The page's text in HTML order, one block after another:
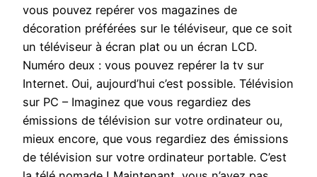
vous pouvez repérer vos magazines de
décoration préférées sur le téléviseur, que ce soit
un téléviseur à écran plat ou un écran LCD.
Numéro deux : vous pouvez repérer la tv sur
Internet. Oui, aujourd’hui c’est possible. Télévision
sur PC – Imaginez que vous regardiez des
émissions de télévision sur votre ordinateur ou,
mieux encore, que vous regardiez des émissions
de télévision sur votre ordinateur portable. C’est